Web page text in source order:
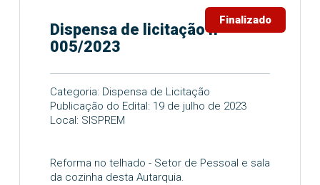
Dispensa de licitação nº
005/2023
Categoria: Dispensa de Licitação
Publicação do Edital: 19 de julho de 2023
Local: SISPREM
Reforma no telhado - Setor de Pessoal e sala
da cozinha desta Autarquia.
Finalizado